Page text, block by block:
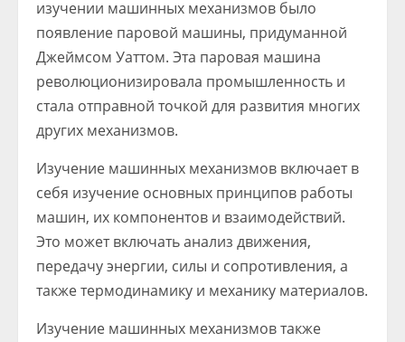
изучении машинных механизмов было
появление паровой машины, придуманной
Джеймсом Уаттом. Эта паровая машина
революционизировала промышленность и
стала отправной точкой для развития многих
других механизмов.
Изучение машинных механизмов включает в
себя изучение основных принципов работы
машин, их компонентов и взаимодействий.
Это может включать анализ движения,
передачу энергии, силы и сопротивления, а
также термодинамику и механику материалов.
Изучение машинных механизмов также